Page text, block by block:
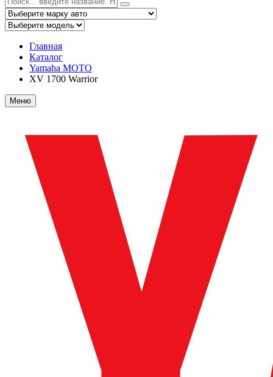
Главная
Каталог
Yamaha MOTO
XV 1700 Warrior
Меню